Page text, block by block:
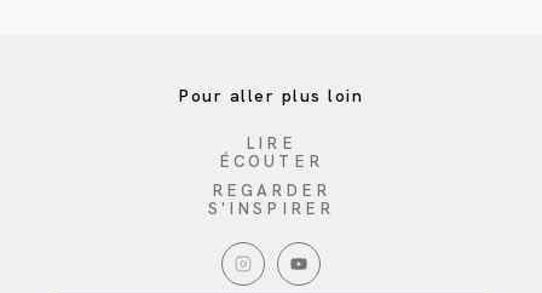
Pour aller plus loin
LIRE
ÉCOUTER
REGARDER
S'INSPIRER